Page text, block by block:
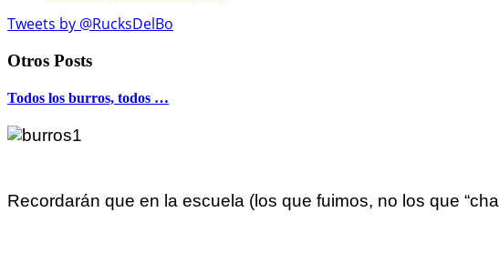
Tweets by @RucksDelBo
Otros Posts
Todos los burros, todos …
Recordarán que en la escuela (los que fuimos, no los que